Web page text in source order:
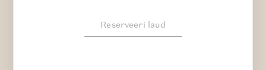
Reserveeri laud